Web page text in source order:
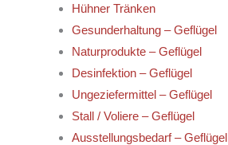
Hühner Tränken
Gesunderhaltung – Geflügel
Naturprodukte – Geflügel
Desinfektion – Geflügel
Ungeziefermittel – Geflügel
Stall / Voliere – Geflügel
Ausstellungsbedarf – Geflügel